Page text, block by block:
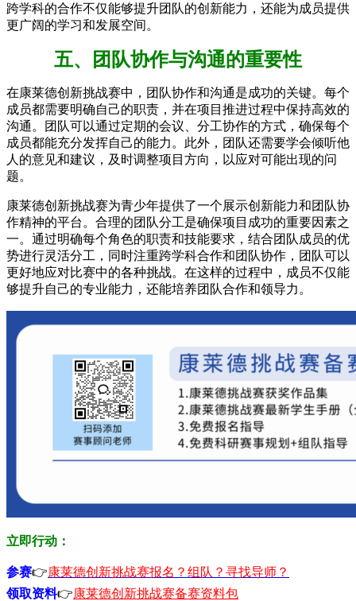
跨学科的合作不仅能够提升团队的创新能力，还能为成员提供
更广阔的学习和发展空间。
五、团队协作与沟通的重要性
在康莱德创新挑战赛中，团队协作和沟通是成功的关键。每个
成员都需要明确自己的职责，并在项目推进过程中保持高效的
沟通。团队可以通过定期的会议、分工协作的方式，确保每个
成员都能充分发挥自己的能力。此外，团队还需要学会倾听他
人的意见和建议，及时调整项目方向，以应对可能出现的问
题。
康莱德创新挑战赛为青少年提供了一个展示创新能力和团队协
作精神的平台。合理的团队分工是确保项目成功的重要因素之
一。通过明确每个角色的职责和技能要求，结合团队成员的优
势进行灵活分工，同时注重跨学科合作和团队协作，团队可以
更好地应对比赛中的各种挑战。在这样的过程中，成员不仅能
够提升自己的专业能力，还能培养团队合作和领导力。
立即行动：
参赛👉康莱德创新挑战赛报名？组队？寻找导师？
领取资料👉康莱德创新挑战赛备赛资料包